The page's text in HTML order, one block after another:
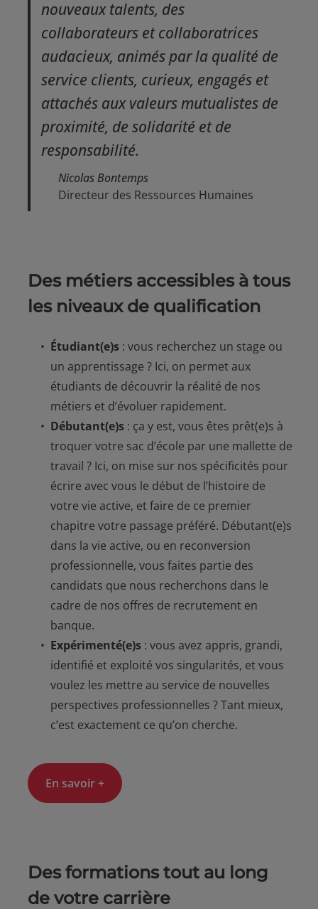
nouveaux talents, des
collaborateurs et collaboratrices
audacieux, animés par la qualité de
service clients, curieux, engagés et
attachés aux valeurs mutualistes de
proximité, de solidarité et de
responsabilité.
Nicolas Bontemps
Directeur des Ressources Humaines
Des métiers accessibles à tous
les niveaux de qualification
Étudiant(e)s : vous recherchez un stage ou
un apprentissage ? Ici, on permet aux
étudiants de découvrir la réalité de nos
métiers et d’évoluer rapidement.
Débutant(e)s : ça y est, vous êtes prêt(e)s à
troquer votre sac d’école par une mallette de
travail ? Ici, on mise sur nos spécificités pour
écrire avec vous le début de l’histoire de
votre vie active, et faire de ce premier
chapitre votre passage préféré. Débutant(e)s
dans la vie active, ou en reconversion
professionnelle, vous faites partie des
candidats que nous recherchons dans le
cadre de nos offres de recrutement en
banque.
Expérimenté(e)s : vous avez appris, grandi,
identifié et exploité vos singularités, et vous
voulez les mettre au service de nouvelles
perspectives professionnelles ? Tant mieux,
c’est exactement ce qu’on cherche.
En savoir +
Des formations tout au long
de votre carrière